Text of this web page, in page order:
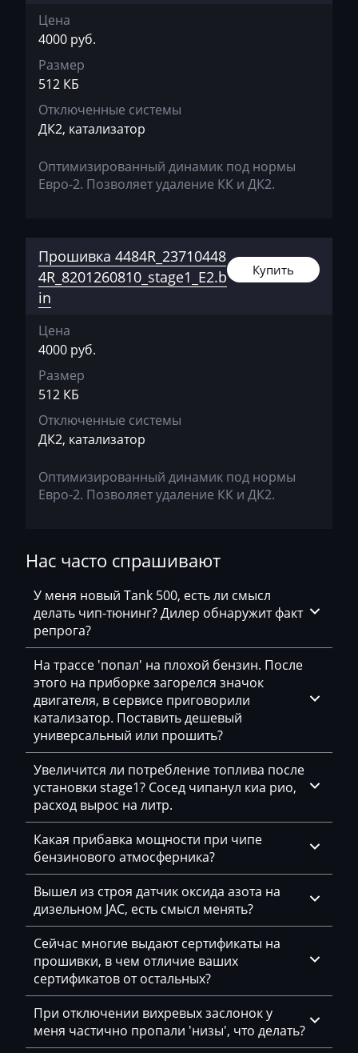
Jeep
Jetour
Jetta
JMC
Kaiyi
Kato
Keestrack
Kenworth
KingLong
Kioti
Kobelco
Kramer
Krone
Kubota
Lancia
Land Rover
Landini
LDV
Lexus
Liebherr
Lifan
Lincoln
Linde
Linder
LinkBelt
LiuGong
Цена
4000 руб.
Размер
512 КБ
Отключенные системы
ДК2, катализатор
Оптимизированный динамик под нормы
Евро-2. Позволяет удаление КК и ДК2.
Прошивка 4484R_23710448
4R_8201260810_stage1_E2.b
in
Купить
Цена
4000 руб.
Размер
512 КБ
Отключенные системы
ДК2, катализатор
Оптимизированный динамик под нормы
Евро-2. Позволяет удаление КК и ДК2.
Нас часто спрашивают
У меня новый Tank 500, есть ли смысл
делать чип-тюнинг? Дилер обнаружит факт
репрога?
На трассе 'попал' на плохой бензин. После
этого на приборке загорелся значок
двигателя, в сервисе приговорили
катализатор. Поставить дешевый
универсальный или прошить?
Увеличится ли потребление топлива после
установки stage1? Сосед чипанул киа рио,
расход вырос на литр.
Какая прибавка мощности при чипе
бензинового атмосферника?
Вышел из строя датчик оксида азота на
дизельном JAC, есть смысл менять?
Сейчас многие выдают сертификаты на
прошивки, в чем отличие ваших
сертификатов от остальных?
При отключении вихревых заслонок у
меня частично пропали 'низы', что делать?